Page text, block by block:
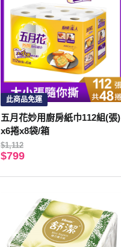
此商品免運
五月花妙用廚房紙巾112組(張)
x6捲x8袋/箱
$1,112
$799